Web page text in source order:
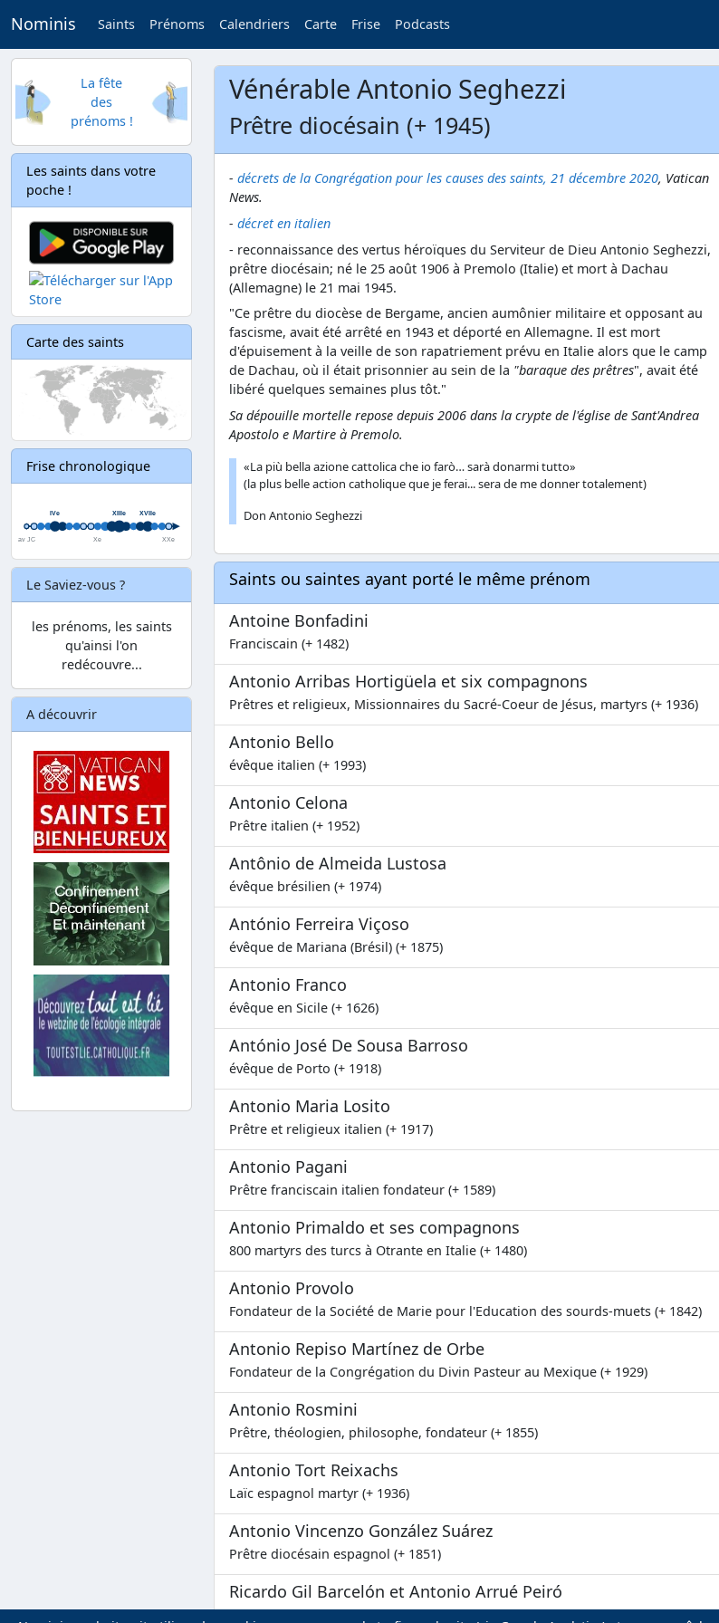
Nominis Saints Prénoms Calendriers Carte Frise Podcasts
La fête
des
prénoms !
Les saints dans votre
poche !
Carte des saints
Frise chronologique
Le Saviez-vous ?
les prénoms, les saints
qu'ainsi l'on
redécouvre...
A découvrir
Vénérable Antonio Seghezzi
Prêtre diocésain (+ 1945)
- décrets de la Congrégation pour les causes des saints, 21 décembre 2020, Vatican
News.
- décret en italien
- reconnaissance des vertus héroïques du Serviteur de Dieu Antonio Seghezzi,
prêtre diocésain; né le 25 août 1906 à Premolo (Italie) et mort à Dachau
(Allemagne) le 21 mai 1945.
"Ce prêtre du diocèse de Bergame, ancien aumônier militaire et opposant au
fascisme, avait été arrêté en 1943 et déporté en Allemagne. Il est mort
d'épuisement à la veille de son rapatriement prévu en Italie alors que le camp
de Dachau, où il était prisonnier au sein de la "baraque des prêtres", avait été
libéré quelques semaines plus tôt."
Sa dépouille mortelle repose depuis 2006 dans la crypte de l'église de Sant'Andrea
Apostolo e Martire à Premolo.
«La più bella azione cattolica che io farò… sarà donarmi tutto»
(la plus belle action catholique que je ferai... sera de me donner totalement)
Don Antonio Seghezzi
Saints ou saintes ayant porté le même prénom
Antoine Bonfadini
Franciscain (+ 1482)
Antonio Arribas Hortigüela et six compagnons
Prêtres et religieux, Missionnaires du Sacré-Coeur de Jésus, martyrs (+ 1936)
Antonio Bello
évêque italien (+ 1993)
Antonio Celona
Prêtre italien (+ 1952)
Antônio de Almeida Lustosa
évêque brésilien (+ 1974)
António Ferreira Viçoso
évêque de Mariana (Brésil) (+ 1875)
Antonio Franco
évêque en Sicile (+ 1626)
António José De Sousa Barroso
évêque de Porto (+ 1918)
Antonio Maria Losito
Prêtre et religieux italien (+ 1917)
Antonio Pagani
Prêtre franciscain italien fondateur (+ 1589)
Antonio Primaldo et ses compagnons
800 martyrs des turcs à Otrante en Italie (+ 1480)
Antonio Provolo
Fondateur de la Société de Marie pour l'Education des sourds-muets (+ 1842)
Antonio Repiso Martínez de Orbe
Fondateur de la Congrégation du Divin Pasteur au Mexique (+ 1929)
Antonio Rosmini
Prêtre, théologien, philosophe, fondateur (+ 1855)
Antonio Tort Reixachs
Laïc espagnol martyr (+ 1936)
Antonio Vincenzo González Suárez
Prêtre diocésain espagnol (+ 1851)
Ricardo Gil Barcelón et Antonio Arrué Peiró
Martyrs de la guerre civile espagnole (+ 1936)